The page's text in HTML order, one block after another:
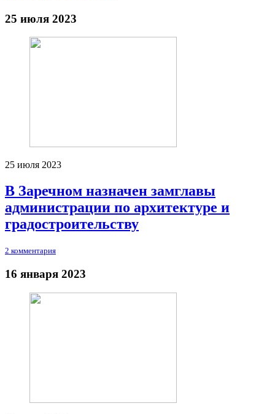
25 июля 2023
25 июля 2023
В Заречном назначен замглавы
администрации по архитектуре и
градостроительству
2 комментария
16 января 2023